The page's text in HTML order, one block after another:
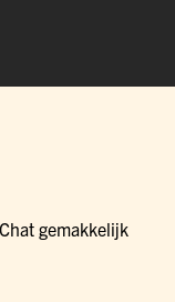
gemakkelijk